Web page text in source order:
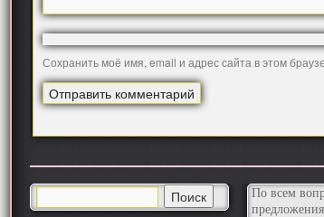
Сохранить моё имя, email и адрес сайта в этом
По всем